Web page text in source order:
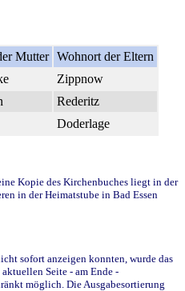
Mutter Wohnort der Eltern
Zippnow
Rederitz
Doderlage
Kopie des Kirchenbuches liegt in der
in der Heimatstube in Bad Essen
sofort anzeigen konnten, wurde das
Seite - am Ende -
möglich. Die Ausgabesortierung